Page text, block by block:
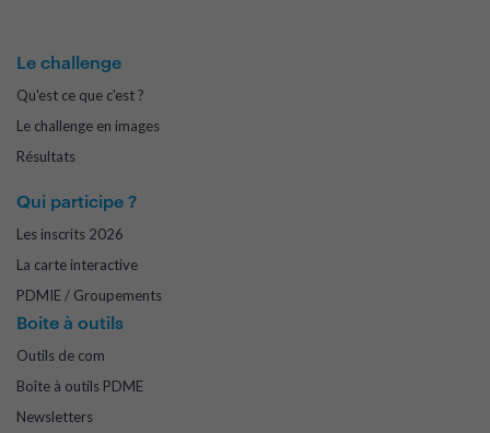
Le challenge
Qu'est ce que c'est ?
Le challenge en images
Résultats
Qui participe ?
Les inscrits 2026
La carte interactive
PDMIE / Groupements
Boite à outils
Outils de com
Boîte à outils PDME
Newsletters